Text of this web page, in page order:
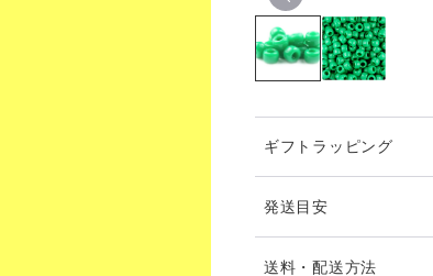
ギフトラッピング
発送目安
発送は、通常2-3日
送料・配送方法